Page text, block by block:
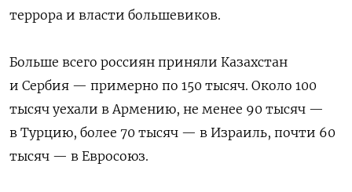
террора и власти большевиков.
Больше всего россиян приняли Казахстан
и Сербия — примерно по 150 тысяч. Около 100
тысяч уехали в Армению, не менее 90 тысяч —
в Турцию, более 70 тысяч — в Израиль, почти 60
тысяч — в Евросоюз.